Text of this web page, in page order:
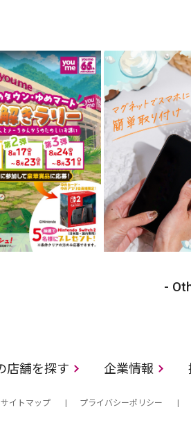
店舗を探す 企業情報
サイトマップ プライバシーポリシー